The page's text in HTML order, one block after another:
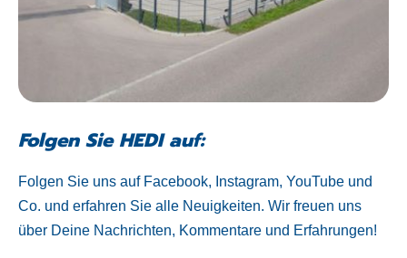
Folgen Sie HEDI auf:
Folgen Sie uns auf Facebook, Instagram, YouTube und
Co. und erfahren Sie alle Neuigkeiten. Wir freuen uns
über Deine Nachrichten, Kommentare und Erfahrungen!